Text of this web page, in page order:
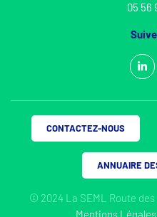
05 56
© 2024 La SEML Route
Mentions Légales
CONTACTEZ-NOUS
ANNUAIRE